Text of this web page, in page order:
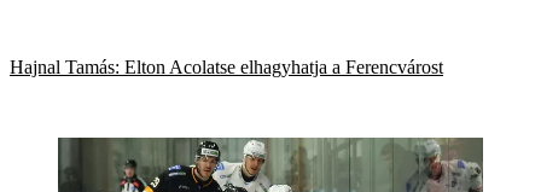
Hajnal Tamás: Elton Acolatse elhagyhatja a Ferencvárost